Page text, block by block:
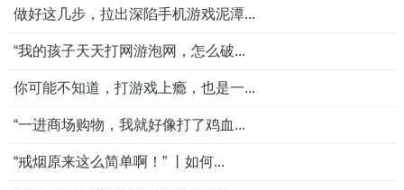
做好这几步，拉出深陷手机游戏泥潭...
“我的孩子天天打网游泡网，怎么破...
你可能不知道，打游戏上瘾，也是一...
“一进商场购物，我就好像打了鸡血...
“戒烟原来这么简单啊！” 丨如何...